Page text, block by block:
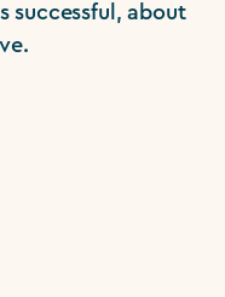
successful, about